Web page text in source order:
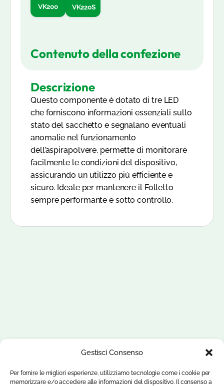
Gestisci Consenso
Per fornire le migliori esperienze, utilizziamo tecnologie come i cookie per
memorizzare e/o accedere alle informazioni del dispositivo. Il consenso a
VK200 VK220S
Contenuto della confezione
Descrizione
Questo componente è dotato di tre LED
che forniscono informazioni essenziali sullo
stato del sacchetto e segnalano eventuali
anomalie nel funzionamento
dell’aspirapolvere, permette di monitorare
facilmente le condizioni del dispositivo,
assicurando un utilizzo più efficiente e
sicuro. Ideale per mantenere il Folletto
sempre performante e sotto controllo.